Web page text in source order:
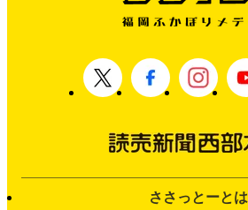
ささっとーとは